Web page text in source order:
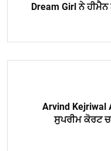
Dream Girl ਨੇ ਹੀਮੈਨ
Arvind Kejriwal
ਸੁਪਰੀਮ ਕੋਰਟ ਚ